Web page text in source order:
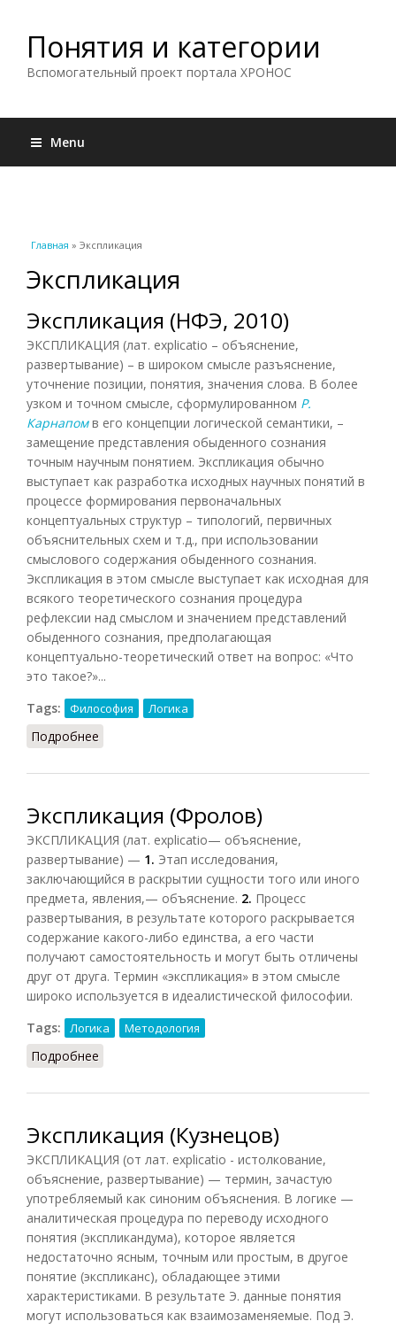
Понятия и категории
Вспомогательный проект портала ХРОНОС
Menu
Вы здесь
Главная » Экспликация
Экспликация
Экспликация (НФЭ, 2010)
ЭКСПЛИКАЦИЯ (лат. explicatio – объяснение,
развертывание) – в широком смысле разъяснение,
уточнение позиции, понятия, значения слова. В более
узком и точном смысле, сформулированном Р.
Карнапомв его концепции логической семантики, –
замещение представления обыденного сознания
точным научным понятием. Экспликация обычно
выступает как разработка исходных научных понятий в
процессе формирования первоначальных
концептуальных структур – типологий, первичных
объяснительных схем и т.д., при использовании
смыслового содержания обыденного сознания.
Экспликация в этом смысле выступает как исходная для
всякого теоретического сознания процедура
рефлексии над смыслом и значением представлений
обыденного сознания, предполагающая
концептуально-теоретический ответ на вопрос: «Что
это такое?»...
Tags:
Философия Логика
Подробнее
Экспликация (Фролов)
ЭКСПЛИКАЦИЯ (лат. explicatio— объяснение,
развертывание) — 1. Этап исследования,
заключающийся в раскрытии сущности того или иного
предмета, явления,— объяснение. 2. Процесс
развертывания, в результате которого раскрывается
содержание какого-либо единства, а его части
получают самостоятельность и могут быть отличены
друг от друга. Термин «экспликация» в этом смысле
широко используется в идеалистической философии.
Tags:
Логика Методология
Подробнее
Экспликация (Кузнецов)
ЭКСПЛИКАЦИЯ (от лат. explicatio - истолкование,
объяснение, развертывание) — термин, зачастую
употребляемый как синоним объяснения. В логике —
аналитическая процедура по переводу исходного
понятия (экспликандума), которое является
недостаточно ясным, точным или простым, в другое
понятие (экспликанс), обладающее этими
характеристиками. В результате Э. данные понятия
могут использоваться как взаимозаменяемые. Под Э.